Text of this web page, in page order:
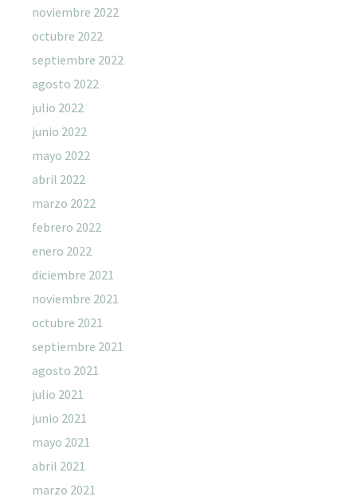
noviembre 2022
octubre 2022
septiembre 2022
agosto 2022
julio 2022
junio 2022
mayo 2022
abril 2022
marzo 2022
febrero 2022
enero 2022
diciembre 2021
noviembre 2021
octubre 2021
septiembre 2021
agosto 2021
julio 2021
junio 2021
mayo 2021
abril 2021
marzo 2021